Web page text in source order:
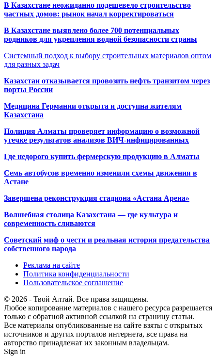
В Казахстане неожиданно подешевело строительство
частных домов: рынок начал корректироваться
В Казахстане выявлено более 700 потенциальных
родников для укрепления водной безопасности страны
Системный подход к выбору строительных материалов оптом
для разных задач
Казахстан отказывается провозить нефть транзитом через
порты России
Медицина Германии открыта и доступна жителям
Казахстана
Полиция Алматы проверяет информацию о возможной
утечке результатов анализов ВИЧ-инфицированных
Где недорого купить фермерскую продукцию в Алматы
Семь автобусов временно изменили схемы движения в
Астане
Завершена реконструкция стадиона «Астана Арена»
Волшебная столица Казахстана — где культура и
современность сливаются
Советский миф о чести и реальная история предательства
собственного народа
Реклама на сайте
Политика конфиденциальности
Пользовательское соглашение
© 2026 - Твой Алтай. Все права защищены.
Любое копирование материалов с нашего ресурса разрешается
только с обратной активной ссылкой на страницу статьи.
Все материалы опубликованные на сайте взяты с открытых
источников и других порталов интернета, все права на
авторство принадлежат их законным владельцам.
Sign in